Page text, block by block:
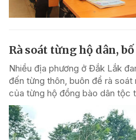
Rà soát từng hộ dân,
Nhiều địa phương ở Đắk Lắk
đến từng thôn, buôn để rà soát
của từng hộ đồng bào dân tộc